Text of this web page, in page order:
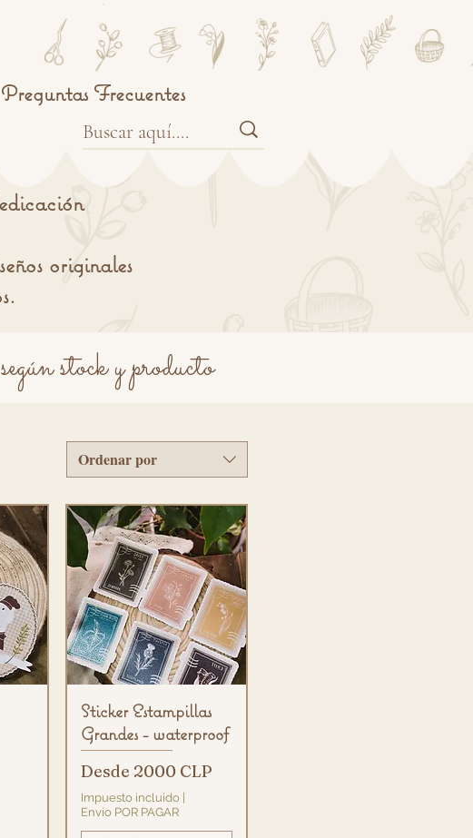
Preguntas Frecuentes
originales
stock y producto
Ordenar por
Vista rápida
Sticker Estampillas
Grandes - waterproof
Desde 2000 CLP
Precio de oferta
Impuesto incluido|
Envío POR PAGAR